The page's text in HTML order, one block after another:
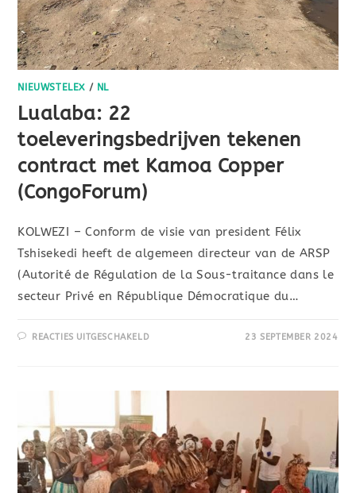
NIEUWSTELEX / NL
Lualaba: 22
toeleveringsbedrijven tekenen
contract met Kamoa Copper
(CongoForum)
KOLWEZI – Conform de visie van president Félix
Tshisekedi heeft de algemeen directeur van de ARSP
(Autorité de Régulation de la Sous-traitance dans le
secteur Privé en République Démocratique du…
REACTIES UITGESCHAKELD 23 SEPTEMBER 2024